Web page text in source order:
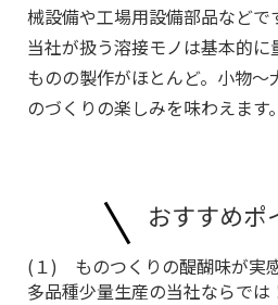
械設備や工場用設備部品などで
当社が扱う溶接モノは基本的
ものの製作がほとんど。小物～
のづくりの楽しみを味わえます。
おすすめポ
(１) ものつくりの醍醐味が実
多品種少量生産の当社ならで